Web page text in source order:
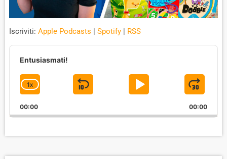
Iscriviti: Apple Podcasts | Spotify | RSS
A
a
e
Entusiasmati!
C
A
N
E
1X
S
I
P
P
A
Y
J
U
M
P
00:00 00:00